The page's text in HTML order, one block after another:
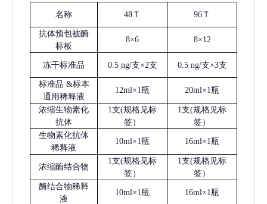
名称 48Ｔ 96Ｔ
抗体预包被酶
标板
8×6 8×12
冻干标准品 0.5 ng/支×2支 0.5 ng/支×3支
标准品 &标本
通用稀释液
12ml×1瓶 20ml×1瓶
浓缩生物素化
抗体
1支(规格见标
签）
1支(规格见标
签）
生物素化抗体
稀释液
10ml×1瓶 16ml×1瓶
浓缩酶结合物
1支(规格见标
签）
1支(规格见标
签）
酶结合物稀释
液
10ml×1瓶 16ml×1瓶